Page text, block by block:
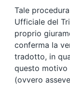
Tale
Ufficiale del
proprio
conferma la
tradotto, in
questo motivo
(ovvero